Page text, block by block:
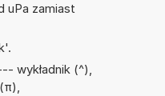
uPa zamiast
wykładnik (^),